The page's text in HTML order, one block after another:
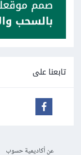
تابعنا على
عن أكاديمية حسوب